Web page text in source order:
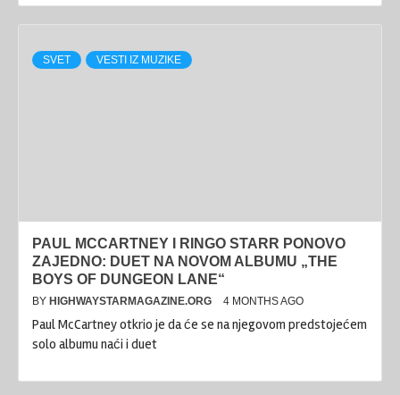
SVET VESTI IZ MUZIKE
PAUL MCCARTNEY I RINGO STARR PONOVO
ZAJEDNO: DUET NA NOVOM ALBUMU „THE
BOYS OF DUNGEON LANE“
BY HIGHWAYSTARMAGAZINE.ORG 4 MONTHS AGO
Paul McCartney otkrio je da će se na njegovom predstojećem
solo albumu naći i duet